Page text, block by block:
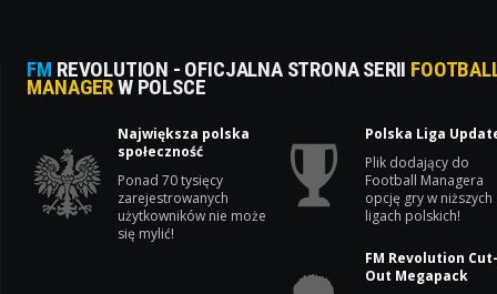
FM REVOLUTION - OFICJALNA STRONA SERII
MANAGERW POLSCE
Największa polska
społeczność
Ponad 70 tysięcy
zarejestrowanych
użytkowników nie może
się mylić!
Polska Liga
Plik dodający do
Football Managera
opcję gry w niższych
ligach polskich!
FM Revolution
Out Megapack